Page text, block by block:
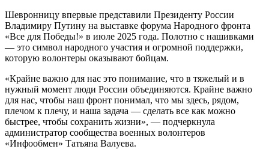
Шевронницу впервые представили Президенту России
Владимиру Путину на выставке форума Народного фронта
«Все для Победы!» в июле 2025 года. Полотно с нашивками
— это символ народного участия и огромной поддержки,
которую волонтеры оказывают бойцам.
«Крайне важно для нас это понимание, что в тяжелый и в
нужный момент люди России объединяются. Крайне важно
для нас, чтобы наш фронт понимал, что мы здесь, рядом,
плечом к плечу, и наша задача — сделать все как можно
быстрее, чтобы сохранить жизни», — подчеркнула
администратор сообщества военных волонтеров
«Инфообмен» Татьяна Валуева.